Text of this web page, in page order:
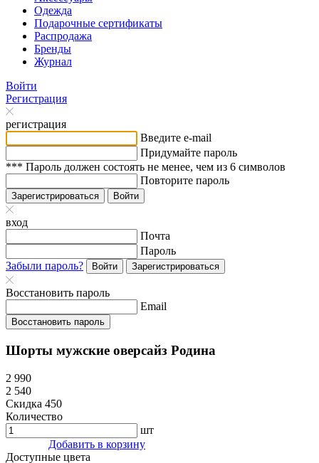
Одежда
Подарочные сертификаты
Распродажа
Бренды
Журнал
Войти
Регистрация
регистрация
Введите e-mail
Придумайте пароль
*** Пароль должен состоять не менее, чем из 6 символов
Повторите пароль
Зарегистрироваться Войти
вход
Почта
Пароль
Забыли пароль?
Войти Зарегистрироваться
Восстановить пароль
Email
Восстановить пароль
Шорты мужские оверсайз Родина
Доступные цвета
2 990
2 540
Скидка 450
Количество
шт
Добавить в корзину